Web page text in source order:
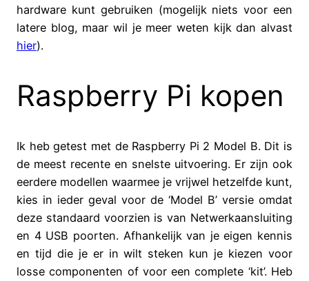
hardware kunt gebruiken (mogelijk niets voor een
latere blog, maar wil je meer weten kijk dan alvast
hier).
Raspberry Pi kopen
Ik heb getest met de Raspberry Pi 2 Model B. Dit is
de meest recente en snelste uitvoering. Er zijn ook
eerdere modellen waarmee je vrijwel hetzelfde kunt,
kies in ieder geval voor de ‘Model B’ versie omdat
deze standaard voorzien is van Netwerkaansluiting
en 4 USB poorten. Afhankelijk van je eigen kennis
en tijd die je er in wilt steken kun je kiezen voor
losse componenten of voor een complete ‘kit’. Heb